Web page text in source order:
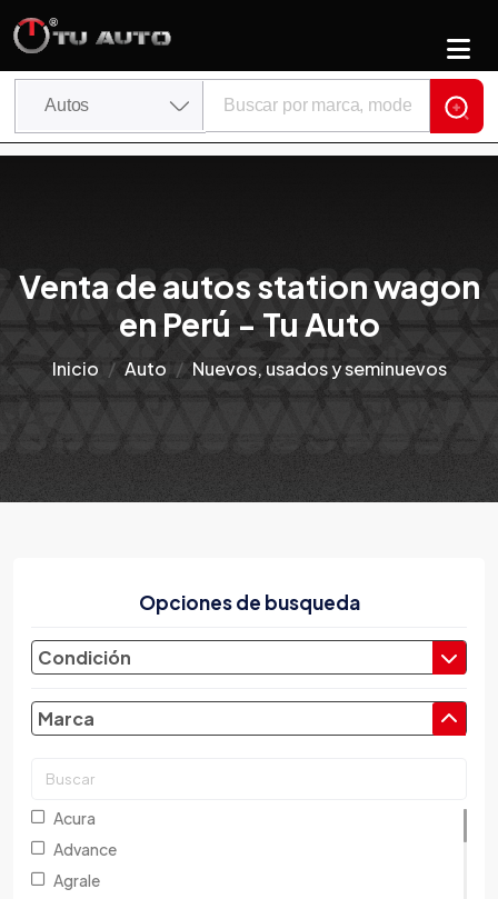
Venta de autos station wagon
en Perú - Tu Auto
Inicio Auto Nuevos, usados y seminuevos
Opciones de busqueda
Condición
Marca
Acura
Advance
Agrale